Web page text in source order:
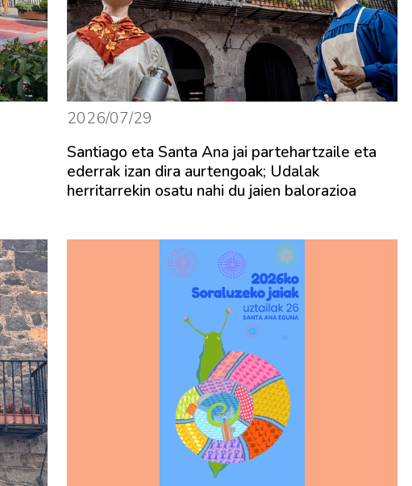
2026/07/29
Santiago eta Santa Ana jai partehartzaile eta
ederrak izan dira aurtengoak; Udalak
herritarrekin osatu nahi du jaien balorazioa